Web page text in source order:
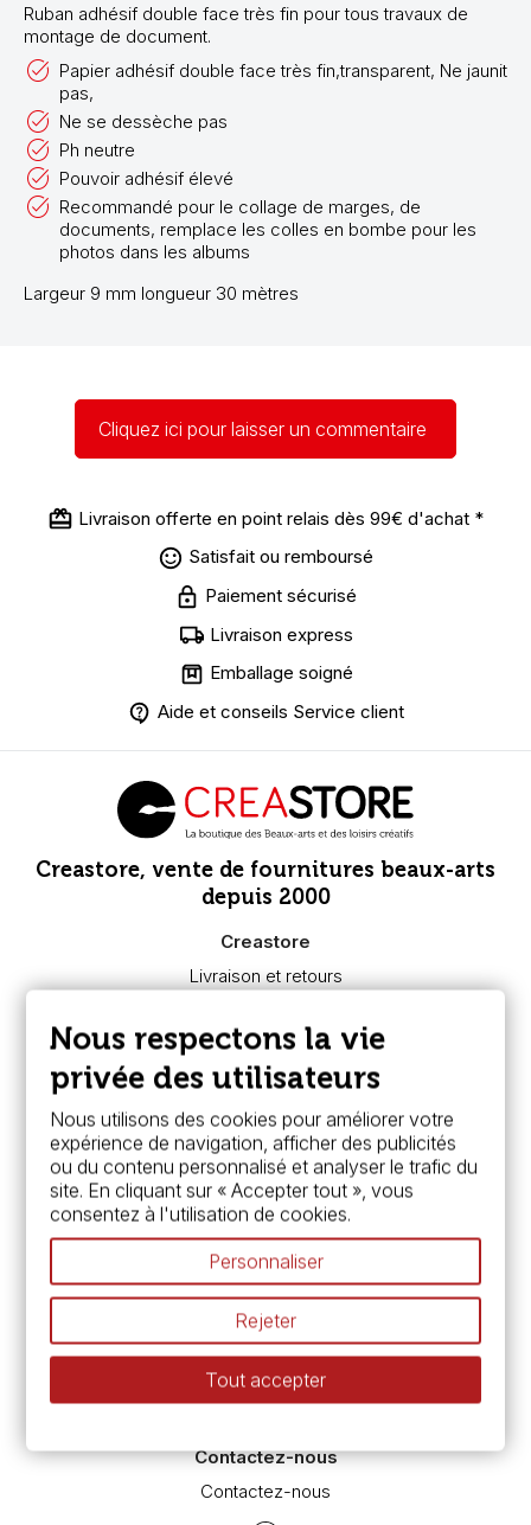
Ruban adhésif double face très fin pour tous travaux de
montage de document.
Papier adhésif double face très fin,transparent, Ne jaunit
pas,
Ne se dessèche pas
Ph neutre
Pouvoir adhésif élevé
Recommandé pour le collage de marges, de
documents, remplace les colles en bombe pour les
photos dans les albums
Largeur 9 mm longueur 30 mètres
Cliquez ici pour laisser un commentaire
Livraison offerte en point relais dès 99€ d'achat *
Satisfait ou remboursé
Paiement sécurisé
Livraison express
Emballage soigné
Aide et conseils Service client
Creastore, vente de fournitures beaux-arts
depuis 2000
Creastore
Livraison et retours
Paiement sécurisé
FAQ
Boutique à Angers
Services
Carte fidélité & avantages
Chèque cadeau, bon cadeaux
Devis & bon de commande
Pass culture - mode d'emploi
Nos promotions en cours
Espace conseils
L’aquarelle en tubes ou en godets ?
Le vocabulaire technique de l’aquarelle
Différence entre peinture Fine et Extra-fine
Préparer une toile pour peinture à l'huile et acrylique
Contactez-nous
Contactez-nous
Nous respectons la vie
privée des utilisateurs
Nous utilisons des cookies pour améliorer votre
expérience de navigation, afficher des publicités
ou du contenu personnalisé et analyser le trafic du
site. En cliquant sur « Accepter tout », vous
consentez à l'utilisation de cookies.
Personnaliser
Rejeter
Tout accepter